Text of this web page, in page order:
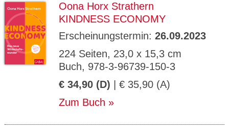
Oona Horx Strathern
KINDNESS ECONOMY
Erscheinungstermin: 26.09.2023
224 Seiten, 23,0 x 15,3 cm
Buch, 978-3-96739-150-3
€ 34,90 (D) | € 35,90 (A)
Zum Buch